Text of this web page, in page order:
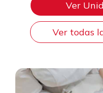
Ver
Ver todas